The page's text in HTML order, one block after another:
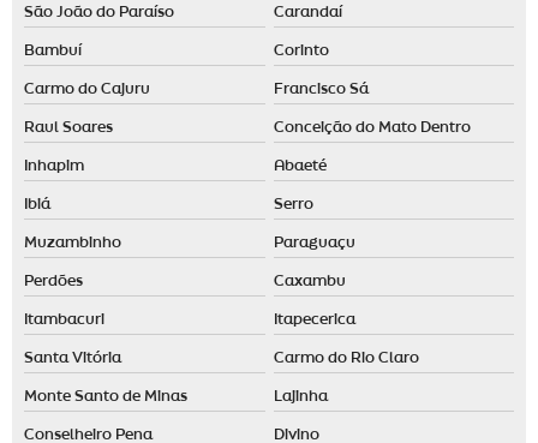
São João do Paraíso Carandaí
Bambuí Corinto
Carmo do Cajuru Francisco Sá
Raul Soares Conceição do Mato Dentro
Inhapim Abaeté
Ibiá Serro
Muzambinho Paraguaçu
Perdões Caxambu
Itambacuri Itapecerica
Santa Vitória Carmo do Rio Claro
Monte Santo de Minas Lajinha
Conselheiro Pena Divino